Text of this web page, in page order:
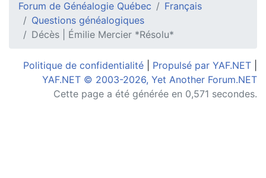
Forum de Généalogie Québec
Français
Questions généalogiques
Décès | Émilie Mercier *Résolu*
Politique de confidentialité Propulsé par YAF.NET
YAF.NET © 2003-2026, Yet Another Forum.NET
Cette page a été générée en 0,571 secondes.